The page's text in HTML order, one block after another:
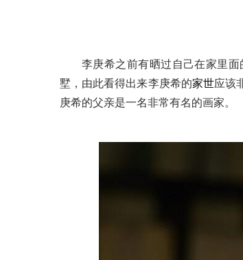
李庚希之前有晒过自己在家里面
墅，由此看得出来李庚希的家世应该
庚希的父亲是一名非常有名的画家。